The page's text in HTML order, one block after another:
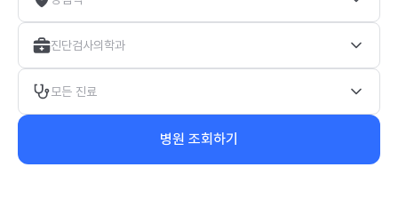
진단검사의학과
모든 진료
병원 조회하기